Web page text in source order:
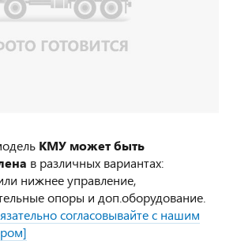
КМУ может быть
в различных вариантах:
нижнее управление,
опоры и доп.оборудование.
согласовывайте с нашим